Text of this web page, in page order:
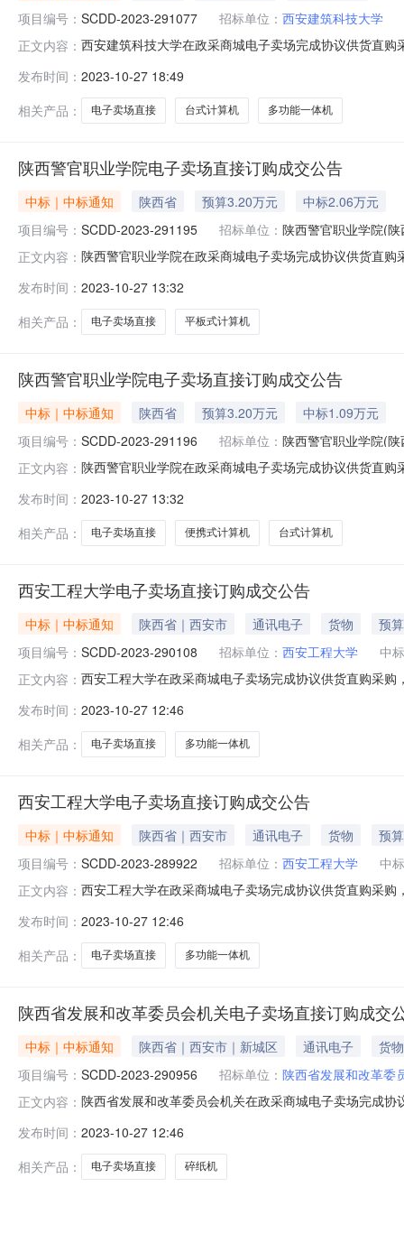
项目编号： SCDD-2023-291077 招标单位： 西安建筑科技大学
正文内容： 西安建筑科技大学在政采商城电子卖场完成协议供货直
市直购)二、采购结果成交供应商：陕西三阳科技发展有
发布时间： 2023-10-27 18:49
相关产品：
电子卖场直接 台式计算机 多功能一体机
陕西警官职业学院电子卖场直接订购成交公告
中标｜中标通知 陕西省 预算3.20万元
中标2.06万元
项目编号： SCDD-2023-291195 招标单位： 陕西警官职业学院(
正文内容： 陕西警官职业学院在政采商城电子卖场完成协议供货直
场（超市直购)二、采购结果成交供应商：陕西昭阳云创
发布时间： 2023-10-27 13:32
相关产品：
电子卖场直接 平板式计算机
陕西警官职业学院电子卖场直接订购成交公告
中标｜中标通知 陕西省 预算3.20万元
中标1.09万元
项目编号： SCDD-2023-291196 招标单位： 陕西警官职业学院(
正文内容： 陕西警官职业学院在政采商城电子卖场完成协议供货直
场（超市直购)二、采购结果成交供应商：陕西诚智信泰
发布时间： 2023-10-27 13:32
相关产品：
电子卖场直接 便携式计算机 台式计算机
西安工程大学电子卖场直接订购成交公告
中标｜中标通知 陕西省｜西安市 通讯电子 货物
预
项目编号： SCDD-2023-290108 招标单位： 西安工程大学
中
正文内容： 西安工程大学在政采商城电子卖场完成协议供货直购采
二、采购结果成交供应商：西安市鸿瑞办公设备有限公
发布时间： 2023-10-27 12:46
相关产品：
电子卖场直接 多功能一体机
西安工程大学电子卖场直接订购成交公告
中标｜中标通知 陕西省｜西安市 通讯电子 货物
预
项目编号： SCDD-2023-289922 招标单位： 西安工程大学
中
正文内容： 西安工程大学在政采商城电子卖场完成协议供货直购采
二、采购结果成交供应商：陕西康博机电有限公司成交
发布时间： 2023-10-27 12:46
相关产品：
电子卖场直接 多功能一体机
陕西省发展和改革委员会机关电子卖场直接订购成交
中标｜中标通知 陕西省｜西安市｜新城区 通讯电子
货物
项目编号： SCDD-2023-290956 招标单位： 陕西省发展和改革委
正文内容： 陕西省发展和改革委员会机关在政采商城电子卖场完成
购方式：电子卖场（超市直购)二、采购结果成交供应商
发布时间： 2023-10-27 12:46
相关产品：
电子卖场直接 碎纸机